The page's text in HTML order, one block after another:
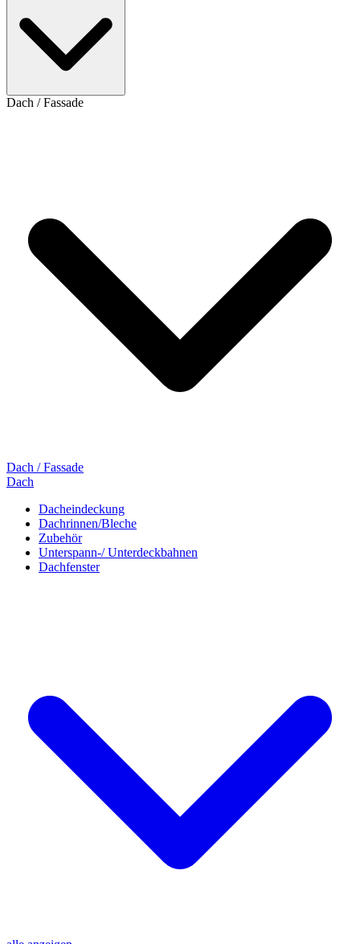
Dach / Fassade
Dach / Fassade
Dach
Dacheindeckung
Dachrinnen/Bleche
Zubehör
Unterspann-/ Unterdeckbahnen
Dachfenster